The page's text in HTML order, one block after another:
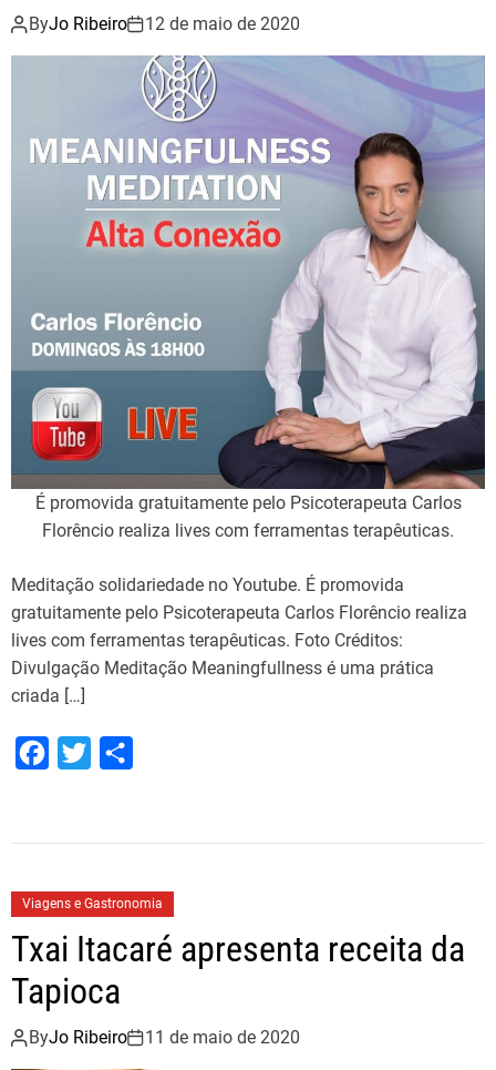
ByJo Ribeiro 12 de maio de 2020
É promovida gratuitamente pelo Psicoterapeuta Carlos
Florêncio realiza lives com ferramentas terapêuticas.
Meditação solidariedade no Youtube. É promovida
gratuitamente pelo Psicoterapeuta Carlos Florêncio realiza
lives com ferramentas terapêuticas. Foto Créditos:
Divulgação Meditação Meaningfullness é uma prática
criada […]
o
o
k
e
r
Viagens e Gastronomia
Txai Itacaré apresenta receita da
Tapioca
ByJo Ribeiro 11 de maio de 2020